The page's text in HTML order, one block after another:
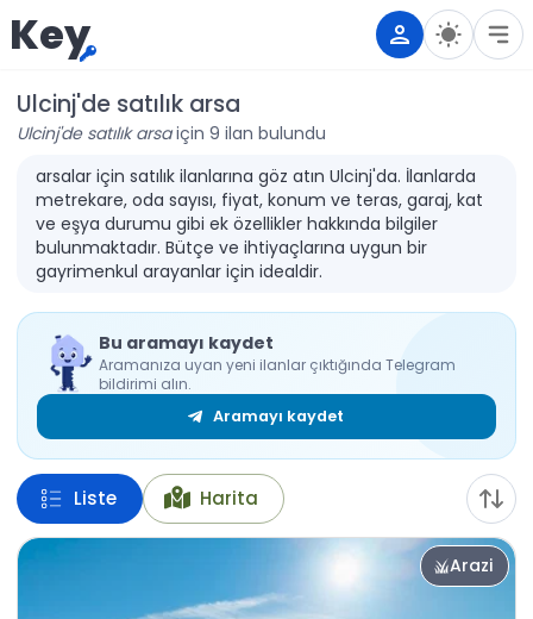
Key
Ulcinj'de satılık arsa
Ulcinj'de satılık arsaiçin 9 ilan bulundu
arsalar için satılık ilanlarına göz atın Ulcinj'da. İlanlarda
metrekare, oda sayısı, fiyat, konum ve teras, garaj, kat
ve eşya durumu gibi ek özellikler hakkında bilgiler
bulunmaktadır. Bütçe ve ihtiyaçlarına uygun bir
gayrimenkul arayanlar için idealdir.
Bu aramayı kaydet
Aramanıza uyan yeni ilanlar çıktığında Telegram
bildirimi alın.
Aramayı kaydet
Liste Harita
Arazi